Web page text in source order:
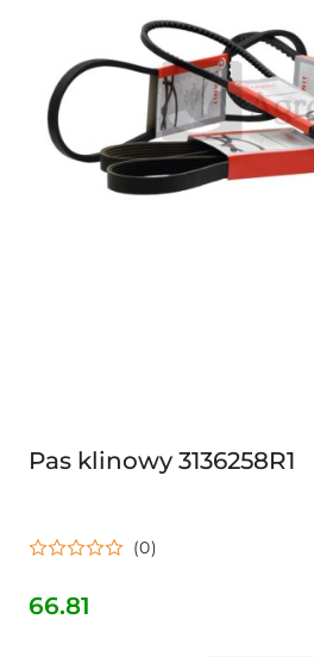
Pas klinowy 3136258R1
(0)
Cena:
66.81